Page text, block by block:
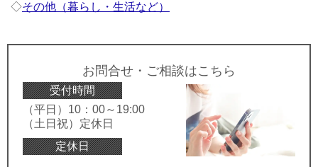
◇その他（暮らし・生活など）
お問合せ・ご相談はこちら
受付時間
（平日）10：00～19:00
（土日祝）定休日
定休日